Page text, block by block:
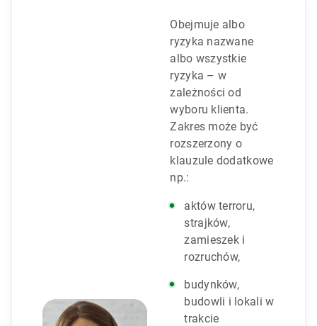
Obejmuje albo
ryzyka nazwane
albo wszystkie
ryzyka – w
zależności od
wyboru klienta.
Zakres może być
rozszerzony o
klauzule dodatkowe
np.:
aktów terroru,
strajków,
zamieszek i
rozruchów,
budynków,
budowli i lokali w
trakcie